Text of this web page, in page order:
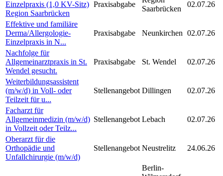
Einzelpraxis (1,0 KV-Sitz)
Region Saarbrücken
Praxisabgabe
Saarbrücken
02.07.26
Effektive und familiäre
Derma/Allergologie-
Einzelpraxis in N...
Praxisabgabe Neunkirchen 02.07.26
Nachfolge für
Allgemeinarztpraxis in St.
Wendel gesucht.
Praxisabgabe St. Wendel 02.07.26
Weiterbildungsassistent
(m/w/d) in Voll- oder
Teilzeit für u...
Stellenangebot Dillingen 02.07.26
Facharzt für
Allgemeinmedizin (m/w/d)
in Vollzeit oder Teilz...
Stellenangebot Lebach 02.07.26
Oberarzt für die
Orthopädie und
Unfallchirurgie (m/w/d)
Stellenangebot Neustrelitz 24.06.26
Berlin-